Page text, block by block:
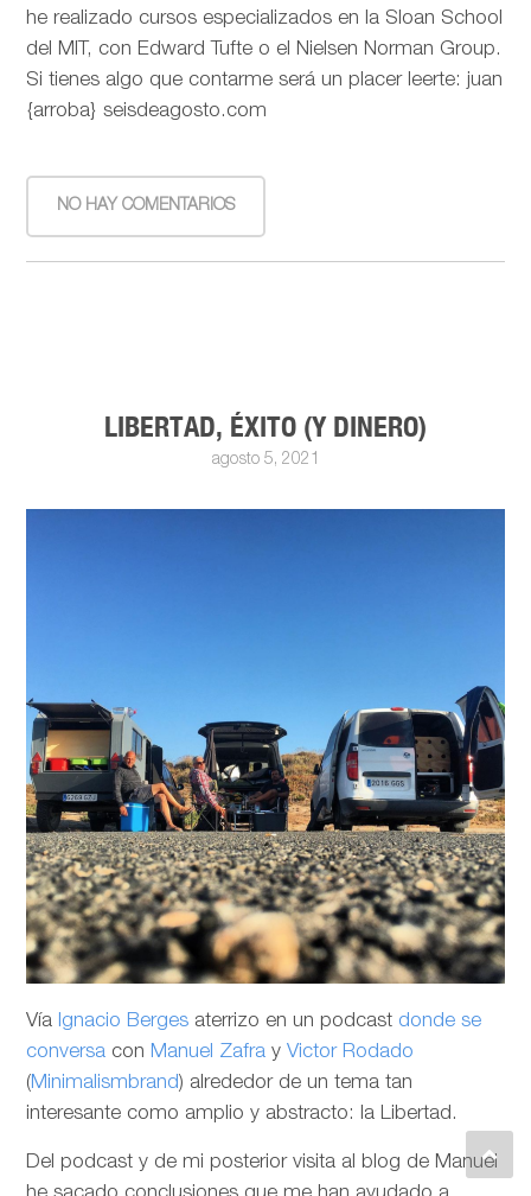
he realizado cursos especializados en la Sloan School
del MIT, con Edward Tufte o el Nielsen Norman Group.
Si tienes algo que contarme será un placer leerte: juan
{arroba} seisdeagosto.com
NO HAY COMENTARIOS
LIBERTAD, ÉXITO (Y DINERO)
agosto 5, 2021
Vía Ignacio Berges aterrizo en un podcast donde se
conversa con Manuel Zafra y Victor Rodado
(Minimalismbrand) alrededor de un tema tan
interesante como amplio y abstracto: la Libertad.
Del podcast y de mi posterior visita al blog de Manuel